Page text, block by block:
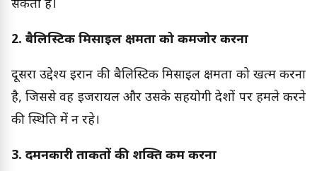
सकता है।
2. बैलिस्टिक मिसाइल क्षमता को कमजोर करना
दूसरा उद्देश्य ईरान की बैलिस्टिक मिसाइल क्षमता को खत्म करना
है, जिससे वह इजरायल और उसके सहयोगी देशों पर हमले करने
की स्थिति में न रहे।
3. दमनकारी ताकतों की शक्ति कम करना